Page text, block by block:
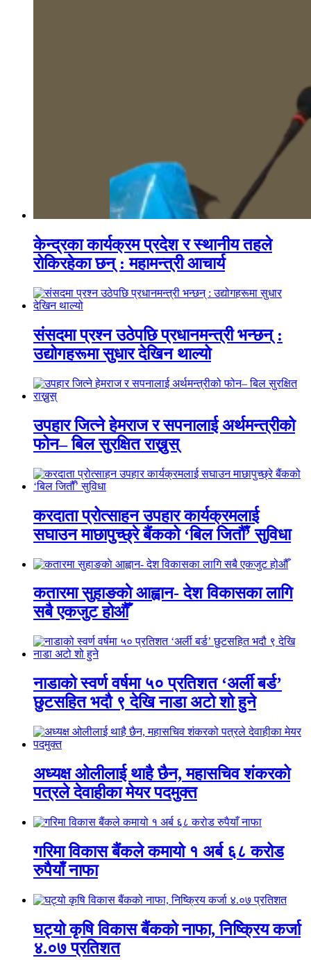
केन्द्रका कार्यक्रम प्रदेश र स्थानीय तहले
रोकिरहेका छन् : महामन्त्री आचार्य
संसदमा प्रश्न उठेपछि प्रधानमन्त्री भन्छन् :
उद्योगहरूमा सुधार देखिन थाल्यो
उपहार जित्ने हेमराज र सपनालाई अर्थमन्त्रीको
फोन– बिल सुरक्षित राख्नुस्
करदाता प्रोत्साहन उपहार कार्यक्रमलाई
सघाउन माछापुच्छ्रे बैंकको ‘बिल जितौँ’ सुविधा
कतारमा सुहाङकाे आह्वान- देश विकासका लागि
सबै एकजुट होऔँ
नाडाको स्वर्ण वर्षमा ५० प्रतिशत ‘अर्ली बर्ड’
छुटसहित भदौ ९ देखि नाडा अटो शो हुने
अध्यक्ष ओलीलाई थाहै छैन, महासचिव शंकरको
पत्रले देवाहीका मेयर पदमुक्त
गरिमा विकास बैंकले कमायो १ अर्ब ६८ करोड
रुपैयाँ नाफा
घट्यो कृषि विकास बैंकको नाफा, निष्क्रिय कर्जा
४.०७ प्रतिशत